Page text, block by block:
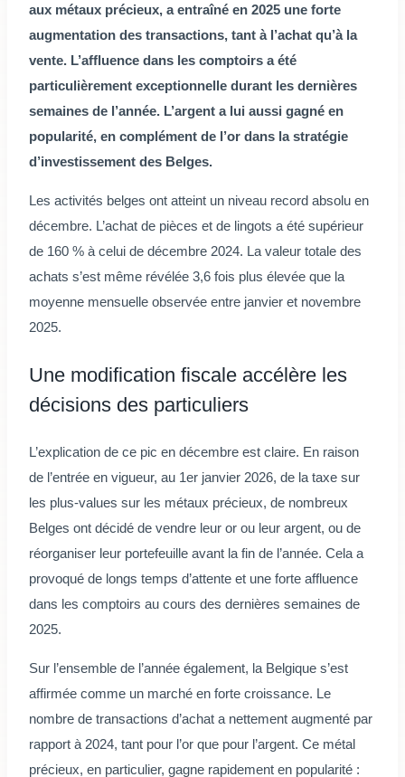
aux métaux précieux, a entraîné en 2025 une forte
augmentation des transactions, tant à l’achat qu’à la
vente. L’affluence dans les comptoirs a été
particulièrement exceptionnelle durant les dernières
semaines de l’année. L’argent a lui aussi gagné en
popularité, en complément de l’or dans la stratégie
d’investissement des Belges.
Les activités belges ont atteint un niveau record absolu en
décembre. L’achat de pièces et de lingots a été supérieur
de 160 % à celui de décembre 2024. La valeur totale des
achats s’est même révélée 3,6 fois plus élevée que la
moyenne mensuelle observée entre janvier et novembre
2025.
Une modification fiscale accélère les
décisions des particuliers
L’explication de ce pic en décembre est claire. En raison
de l’entrée en vigueur, au 1er janvier 2026, de la taxe sur
les plus-values sur les métaux précieux, de nombreux
Belges ont décidé de vendre leur or ou leur argent, ou de
réorganiser leur portefeuille avant la fin de l’année. Cela a
provoqué de longs temps d’attente et une forte affluence
dans les comptoirs au cours des dernières semaines de
2025.
Sur l’ensemble de l’année également, la Belgique s’est
affirmée comme un marché en forte croissance. Le
nombre de transactions d’achat a nettement augmenté par
rapport à 2024, tant pour l’or que pour l’argent. Ce métal
précieux, en particulier, gagne rapidement en popularité :